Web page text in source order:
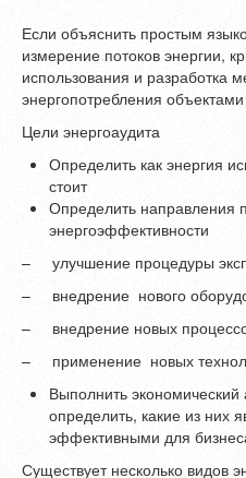
Если объяснить простым
измерение потоков энергии,
использования и разработка
энергопотребления
Цели энергоаудита
Определить как энергия
стоит
Определить направления
энергоэффективности
– улучшение процедуры
– внедрение нового
– внедрение новых
– применение новых
Выполнить экономический
определить, какие из них
эффективными для
Существует несколько видов